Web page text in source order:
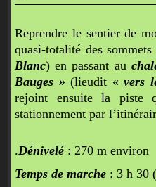
Reprendre le sentier de
quasi-totalité des
Blanc) en passant au
Bauges » (lieudit « vers
rejoint ensuite la piste
stationnement par
.Dénivelé: 270 m environ
Temps de marche : 3 h 30